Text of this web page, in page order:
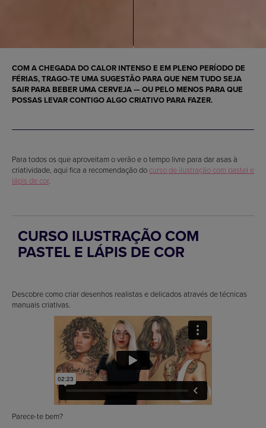
COM A CHEGADA DO CALOR INTENSO E EM PLENO PERÍODO DE
FÉRIAS, TRAGO-TE UMA SUGESTÃO PARA QUE NEM TUDO SEJA
SAIR PARA BEBER UMA CERVEJA — OU PELO MENOS PARA QUE
POSSAS LEVAR CONTIGO ALGO CRIATIVO PARA FAZER.
Para todos os que aproveitam o verão e o tempo livre para dar asas à
criatividade, aqui fica a recomendação do curso de ilustração com pastel e
lápis de cor.
CURSO ILUSTRAÇÃO COM
PASTEL E LÁPIS DE COR
Descobre como criar desenhos realistas e delicados através de técnicas
manuais criativas.
Parece-te bem?